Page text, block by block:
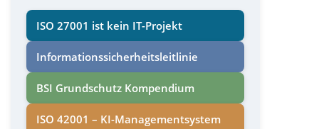
ISO 27001 ist kein IT-Projekt
Informations­sicherheits­leitlinie
BSI Grundschutz Kompendium
ISO 42001 – KI-Managementsystem